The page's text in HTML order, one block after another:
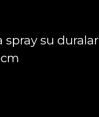
spray su duralar